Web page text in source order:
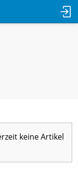
keine Artikel